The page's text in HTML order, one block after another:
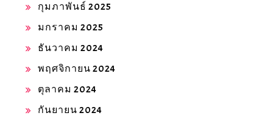
กุมภาพันธ์ 2025
มกราคม 2025
ธันวาคม 2024
พฤศจิกายน 2024
ตุลาคม 2024
กันยายน 2024